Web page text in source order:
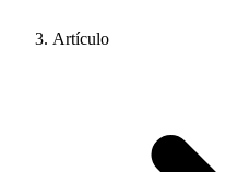
Artículo